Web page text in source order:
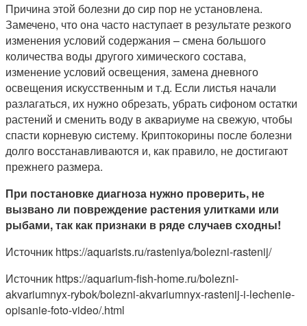
Причина этой болезни до сир пор не установлена.
Замечено, что она часто наступает в результате резкого
изменения условий содержания – смена большого
количества воды другого химического состава,
изменение условий освещения, замена дневного
освещения искусственным и т.д. Если листья начали
разлагаться, их нужно обрезать, убрать сифоном остатки
растений и сменить воду в аквариуме на свежую, чтобы
спасти корневую систему. Криптокорины после болезни
долго восстанавливаются и, как правило, не достигают
прежнего размера.
При постановке диагноза нужно проверить, не
вызвано ли повреждение растения улитками или
рыбами, так как признаки в ряде случаев сходны!
Источник https://aquarists.ru/rasteniya/bolezni-rastenij/
Источник https://aquarium-fish-home.ru/bolezni-
akvariumnyx-rybok/bolezni-akvariumnyx-rastenij-i-lechenie-
opisanie-foto-video/.html